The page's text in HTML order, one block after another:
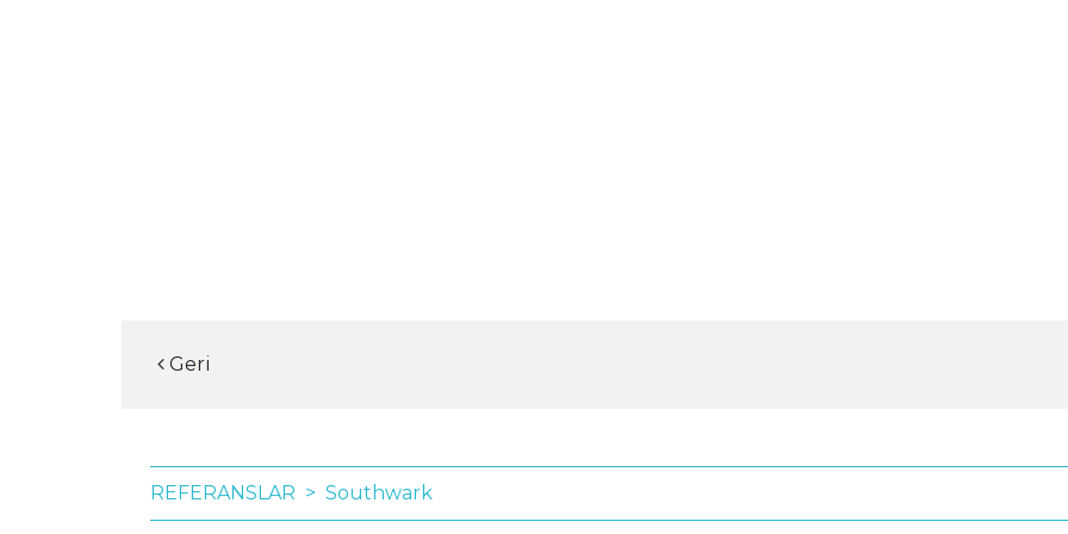
Geri
REFERANSLAR Southwark